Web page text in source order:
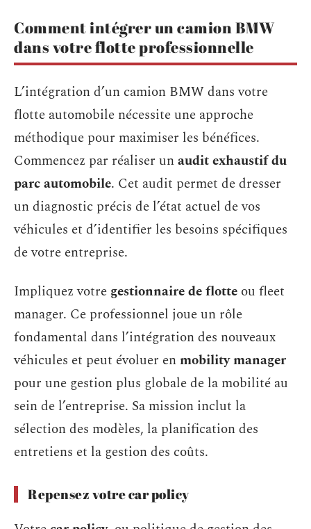
Comment intégrer un camion BMW
dans votre flotte professionnelle
L’intégration d’un camion BMW dans votre
flotte automobile nécessite une approche
méthodique pour maximiser les bénéfices.
Commencez par réaliser unaudit exhaustif du
parc automobile. Cet audit permet de dresser
un diagnostic précis de l’état actuel de vos
véhicules et d’identifier les besoins spécifiques
de votre entreprise.
Impliquez votre gestionnaire de flotte ou fleet
manager. Ce professionnel joue un rôle
fondamental dans l’intégration des nouveaux
véhicules et peut évoluer enmobility manager
pour une gestion plus globale de la mobilité au
sein de l’entreprise. Sa mission inclut la
sélection des modèles, la planification des
entretiens et la gestion des coûts.
Repensez votre car policy